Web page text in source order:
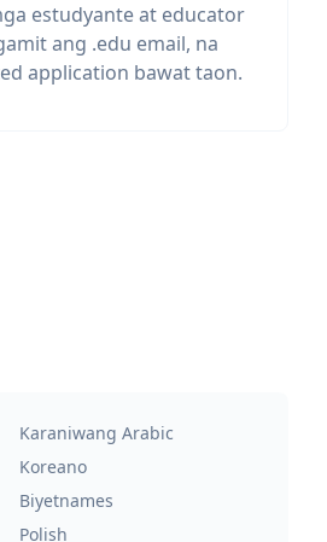
estudyante at educator
ang .edu email, na
application bawat taon.
Karaniwang Arabic
Koreano
Biyetnames
Polish